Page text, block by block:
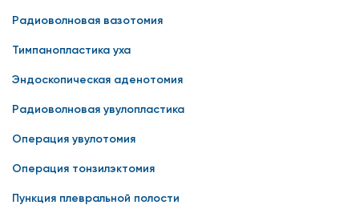
Радиоволновая вазотомия
Тимпанопластика уха
Эндоскопическая аденотомия
Радиоволновая увулопластика
Операция увулотомия
Операция тонзилэктомия
Пункция плевральной полости